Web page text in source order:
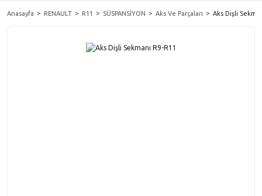
Anasayfa RENAULT R11 SÜSPANSİYON Aks Ve Parçaları Aks Dişli